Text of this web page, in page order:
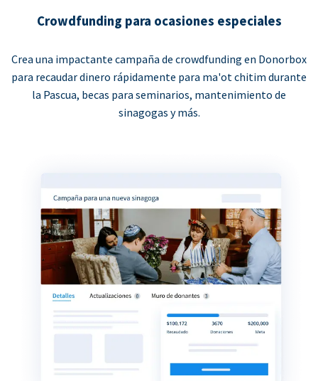
Crowdfunding para ocasiones especiales
Crea una impactante campaña de crowdfunding en Donorbox
para recaudar dinero rápidamente para ma'ot chitim durante
la Pascua, becas para seminarios, mantenimiento de
sinagogas y más.